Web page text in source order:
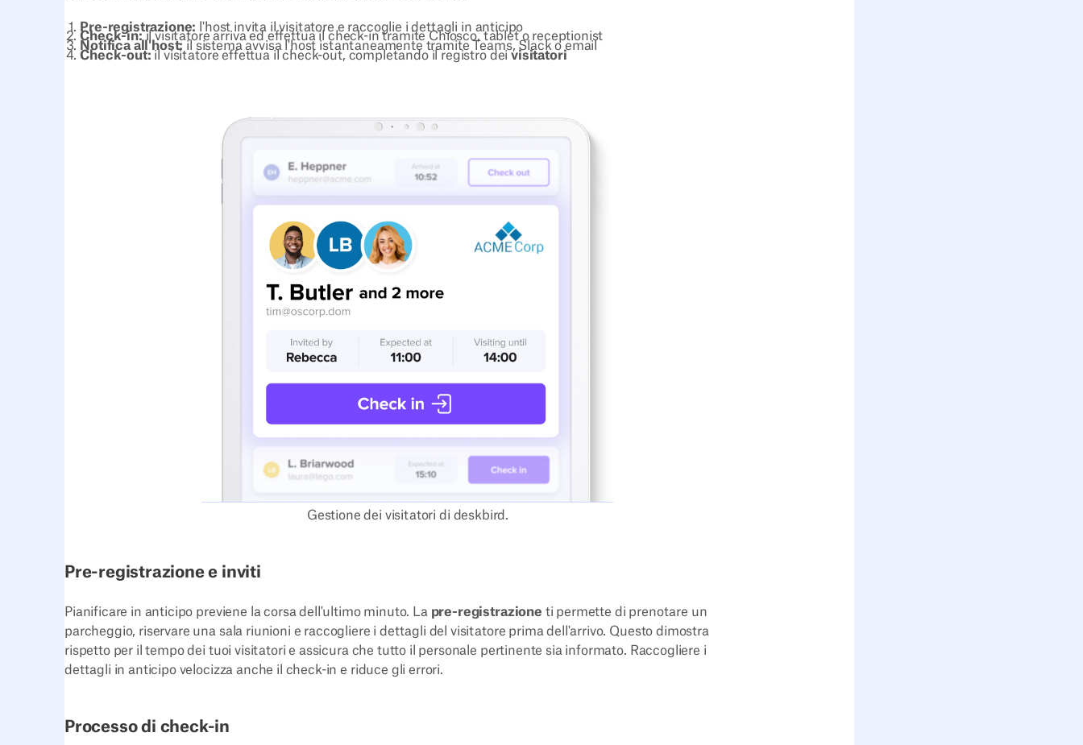
Pre-registrazione: l'host invita il visitatore e raccoglie i dettagli in anticipo
Check-in:il visitatore arriva ed effettua il check-in tramite Chiosco, tablet o receptionist
Notifica all'host: il sistema avvisa l'host istantaneamente tramite Teams, Slack o email
Check-out: il visitatore effettua il check-out, completando il registro deivisitatori
Gestione dei visitatori di deskbird.
Pre-registrazione e inviti
Pianificare in anticipo previene la corsa dell'ultimo minuto. La pre-registrazione ti permette di prenotare un
parcheggio, riservare una sala riunioni e raccogliere i dettagli del visitatore prima dell'arrivo. Questo dimostra
rispetto per il tempo dei tuoi visitatori e assicura che tutto il personale pertinente sia informato. Raccogliere i
dettagli in anticipo velocizza anche il check-in e riduce gli errori.
Processo di check-in